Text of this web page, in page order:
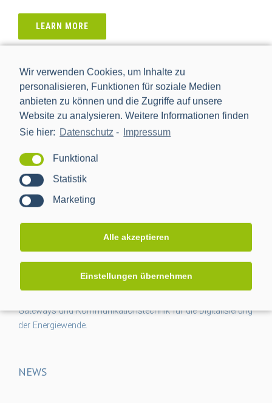
Wir verwenden Cookies, um Inhalte zu
personalisieren, Funktionen für soziale Medien
anbieten zu können und die Zugriffe auf unsere
Website zu analysieren. Weitere Informationen finden
Sie hier: Datenschutz - Impressum
Funktional
Statistik
Marketing
Alle akzeptieren
Einstellungen übernehmen
LEARN MORE
Die Power Plus Communications AG (PPC), mit Sitz in
Gateways und Kommunikationstechnik für die Digitalisierung
der Energiewende.
NEWS